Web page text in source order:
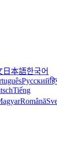
日本語한국어
Русский
Tiếng
Română